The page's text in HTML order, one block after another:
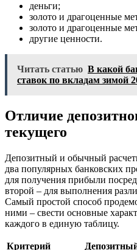
деньги;
золото и драгоценные
золото и драгоценные
другие ценности.
Читать статью В какой
ставок по вкладам зимой
Отличие
текущего
Депозитный и обычный
два популярных банковских
для получения прибыли
второй – для выполнения
Самый простой способ
ними – свести основные
каждого в единую таблицу.
Критерий